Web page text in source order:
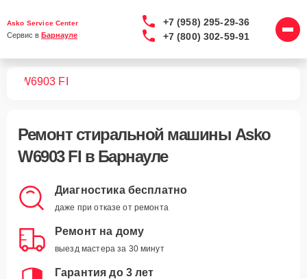
Asko Service Center
Сервис в Барнауле
+7 (958) 295-29-36
+7 (800) 302-59-91
W6903 FI
Ремонт стиральной машины Asko
W6903 FI в Барнауле
Диагностика бесплатно
даже при отказе от ремонта
Ремонт на дому
выезд мастера за 30 минут
Гарантия до 3 лет